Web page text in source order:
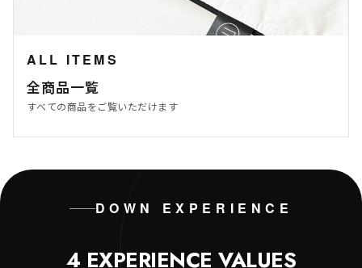
ALL ITEMS
全商品一覧
すべての商品をご覧いただけます
DOWN EXPERIENCE
4 EXPERIENCE VALUES